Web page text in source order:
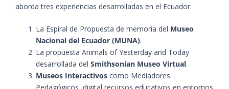
aborda tres experiencias desarrolladas en el Ecuador:
La Espiral de Propuesta de memoria del Museo
Nacional del Ecuador (MUNA).
La propuesta Animals of Yesterday and Today
desarrollada del Smithsonian Museo Virtual.
Museos Interactivos como Mediadores
Pedagógicos, digital recursos educativos en entornos